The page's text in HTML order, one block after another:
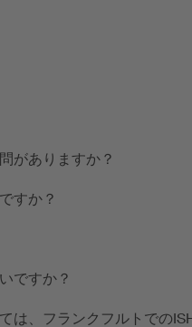
がありますか？
すか？
ですか？
は、フランクフルトでの